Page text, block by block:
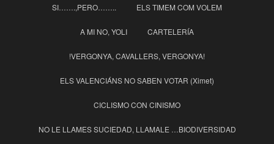
SI…….,PERO…….. ELS TIMEM COM VOLEM
A MI NO, YOLI CARTELERÍA
!VERGONYA, CAVALLERS, VERGONYA!
ELS VALENCIÁNS NO SABEN VOTAR (Ximet)
CICLISMO CON CINISMO
NO LE LLAMES SUCIEDAD, LLAMALE …BIODIVERSIDAD